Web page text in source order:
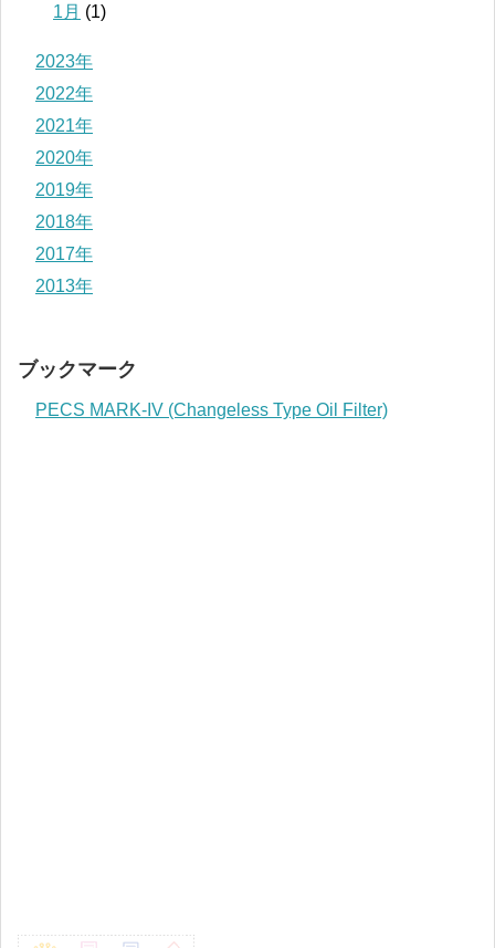
1月 (1)
2023年
2022年
2021年
2020年
2019年
2018年
2017年
2013年
ブックマーク
PECS MARK-IV (Changeless Type Oil Filter)